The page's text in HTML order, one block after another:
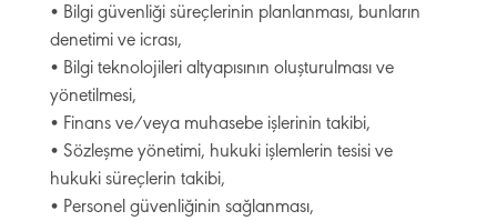
• Bilgi güvenliği süreçlerinin planlanması, bunların
denetimi ve icrası,
• Bilgi teknolojileri altyapısının oluşturulması ve
yönetilmesi,
• Finans ve/veya muhasebe işlerinin takibi,
• Sözleşme yönetimi, hukuki işlemlerin tesisi ve
hukuki süreçlerin takibi,
• Personel güvenliğinin sağlanması,